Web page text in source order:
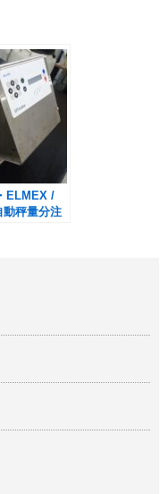
ELMEX /
動秤量分注